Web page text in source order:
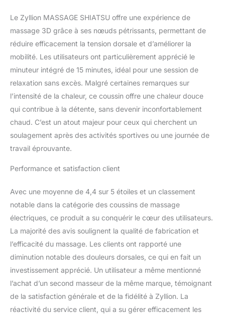
automatiquement de
rotation toutes les
minutes, notre coussin
massant imite le
massage naturel Shiatsu
manuel , détend les
muscles surmenés en
profondeur, et soulage
les tensions, les fatigues
au stress, à vos
entraînements et autres
ergonomique de notre
s’adapte parfaitement à
votre cou et épouse les
contours de votre corps,
y compris le haut et le
bas du dos, les bras, les
pieds, l’abdomen, les
mains, les mollets, les
jambe. Les bandes
Velcro réglables
permettent de le fixer à
votre chaise de bureau
Le Zyllion MASSAGE SHIATSU offre une expérience de
massage 3D grâce à ses nœuds pétrissants, permettant de
réduire efficacement la tension dorsale et d’améliorer la
mobilité. Les utilisateurs ont particulièrement apprécié le
minuteur intégré de 15 minutes, idéal pour une session de
relaxation sans excès. Malgré certaines remarques sur
l’intensité de la chaleur, ce coussin offre une chaleur douce
qui contribue à la détente, sans devenir inconfortablement
chaud. C’est un atout majeur pour ceux qui cherchent un
soulagement après des activités sportives ou une journée de
travail éprouvante.
Performance et satisfaction client
Avec une moyenne de 4,4 sur 5 étoiles et un classement
notable dans la catégorie des coussins de massage
électriques, ce produit a su conquérir le cœur des utilisateurs.
La majorité des avis soulignent la qualité de fabrication et
l’efficacité du massage. Les clients ont rapporté une
diminution notable des douleurs dorsales, ce qui en fait un
investissement apprécié. Un utilisateur a même mentionné
l’achat d’un second masseur de la même marque, témoignant
de la satisfaction générale et de la fidélité à Zyllion. La
réactivité du service client, qui a su gérer efficacement les